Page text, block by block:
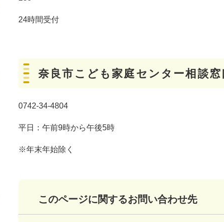
24時間受付
奈良市こども家庭センター相談窓
0742-34-4804
平日：午前9時から午後5時
※年末年始除く
このページに関するお問い合わせ先